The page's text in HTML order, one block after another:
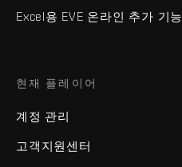
Excel용 EVE 온라인 추가 기능
현재 플레이어
계정 관리
고객지원센터